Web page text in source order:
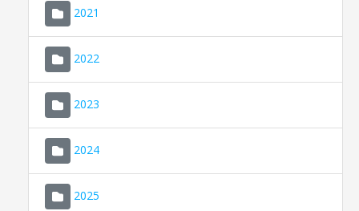
2021
2022
2023
2024
2025